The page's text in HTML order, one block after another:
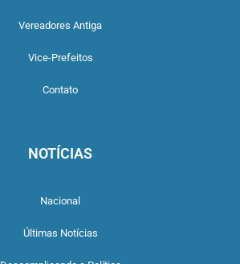
Vereadores Antiga
Vice-Prefeitos
Contato
NOTÍCIAS
Nacional
Últimas Notícias